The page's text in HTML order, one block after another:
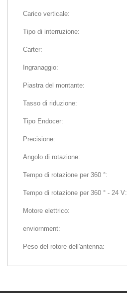
Carico verticale:
Tipo di interruzione:
Carter:
Ingranaggio:
Piastra del montante:
Tasso di riduzione:
Tipo Endocer:
Precisione:
Angolo di rotazione:
Tempo di rotazione per 360 °:
Tempo di rotazione per 360 ° - 24 V:
Motore elettrico:
enviornment:
Peso del rotore dell'antenna: